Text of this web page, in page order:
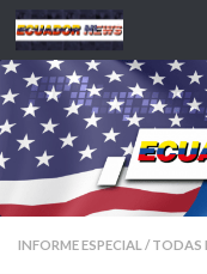
Saltar al contenido
INFORME ESPECIAL / TODAS